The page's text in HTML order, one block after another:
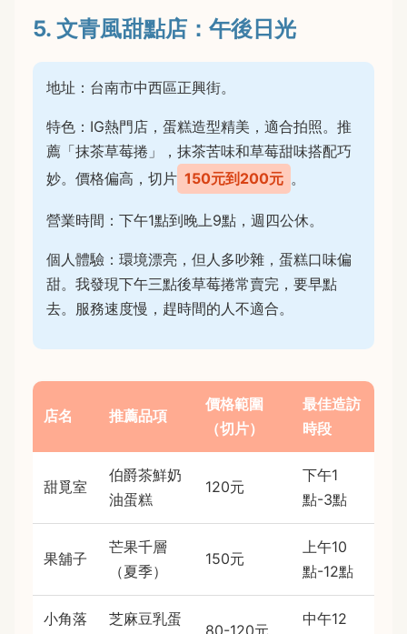
5. 文青風甜點店：午後日光
地址：台南市中西區正興街。
特色：IG熱門店，蛋糕造型精美，適合拍照。推
薦「抹茶草莓捲」，抹茶苦味和草莓甜味搭配巧
妙。價格偏高，切片 150元到200元 。
營業時間：下午1點到晚上9點，週四公休。
個人體驗：環境漂亮，但人多吵雜，蛋糕口味偏
甜。我發現下午三點後草莓捲常賣完，要早點
去。服務速度慢，趕時間的人不適合。
店名 推薦品項
價格範圍
（切片）
最佳造訪
時段
甜覓室
伯爵茶鮮奶
油蛋糕
120元
下午1
點-3點
果舖子
芒果千層
（夏季）
150元
上午10
點-12點
小角落 芝麻豆乳蛋
80-120元
中午12